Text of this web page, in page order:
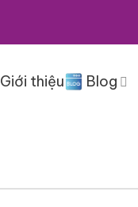
Giới thiệu Blog